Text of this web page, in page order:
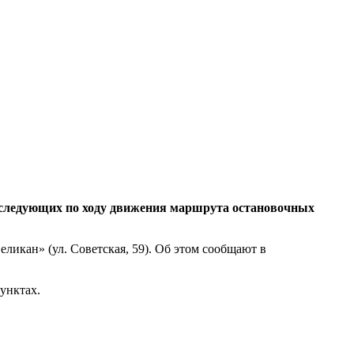
по ходу движения маршрута остановочных
(ул. Советская, 59). Об этом сообщают в